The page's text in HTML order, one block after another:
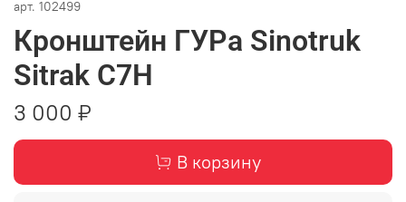
арт. 102499
Кронштейн ГУРа Sinotruk
Sitrak C7H
3 000 ₽
В корзину